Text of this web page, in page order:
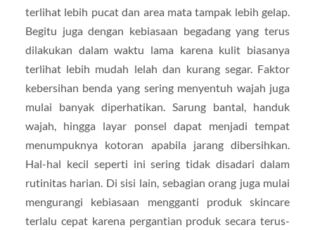
terlihat lebih pucat dan area mata tampak lebih gelap.
Begitu juga dengan kebiasaan begadang yang terus
dilakukan dalam waktu lama karena kulit biasanya
terlihat lebih mudah lelah dan kurang segar. Faktor
kebersihan benda yang sering menyentuh wajah juga
mulai banyak diperhatikan. Sarung bantal, handuk
wajah, hingga layar ponsel dapat menjadi tempat
menumpuknya kotoran apabila jarang dibersihkan.
Hal-hal kecil seperti ini sering tidak disadari dalam
rutinitas harian. Di sisi lain, sebagian orang juga mulai
mengurangi kebiasaan mengganti produk skincare
terlalu cepat karena pergantian produk secara terus-